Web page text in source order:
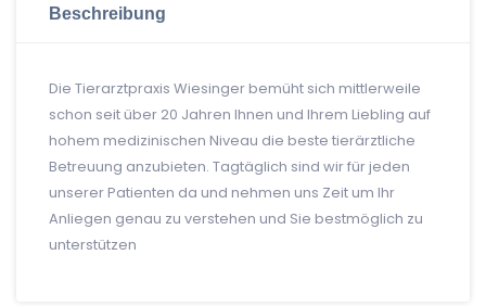
Beschreibung
Die Tierarztpraxis Wiesinger bemüht sich mittlerweile
schon seit über 20 Jahren Ihnen und Ihrem Liebling auf
hohem medizinischen Niveau die beste tierärztliche
Betreuung anzubieten. Tagtäglich sind wir für jeden
unserer Patienten da und nehmen uns Zeit um Ihr
Anliegen genau zu verstehen und Sie bestmöglich zu
unterstützen